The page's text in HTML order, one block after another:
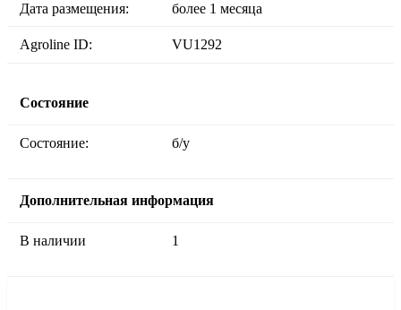
Дата размещения: более 1 месяца
Agroline ID: VU1292
Состояние
Состояние: б/у
Дополнительная информация
В наличии 1